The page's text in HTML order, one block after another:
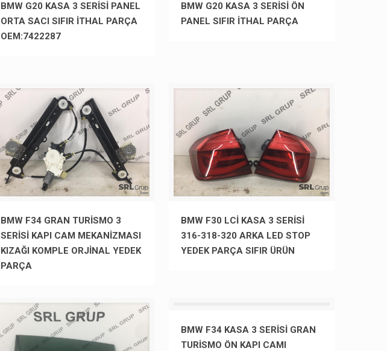
BMW G20 KASA 3 SERİSİ PANEL
ORTA SACI SIFIR İTHAL PARÇA
OEM:7422287
BMW G20 KASA 3 SERİSİ ÖN
PANEL SIFIR İTHAL PARÇA
BMW F34 GRAN TURİSMO 3
SERİSİ KAPI CAM MEKANİZMASI
KIZAĞI KOMPLE ORJİNAL YEDEK
PARÇA
BMW F30 LCİ KASA 3 SERİSİ
316-318-320 ARKA LED STOP
YEDEK PARÇA SIFIR ÜRÜN
BMW F34 KASA 3 SERİSİ GRAN
TURİSMO ÖN KAPI CAMI